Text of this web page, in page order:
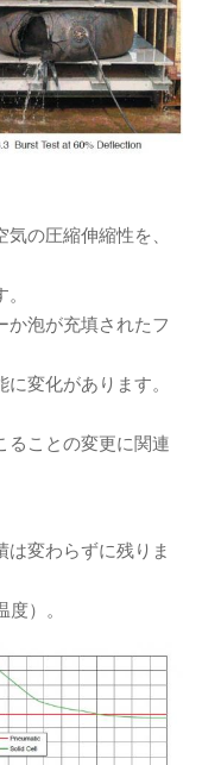
の圧縮伸縮性を、
か泡が充填されたフ
変化があります。
ることの変更に関連
は変わらずに残りま
）。